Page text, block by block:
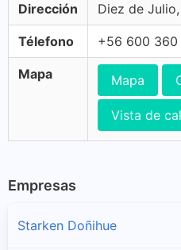
Dirección Diez de
Télefono +56 600 360
Mapa Mapa
Vista de
Empresas
Starken Doñihue